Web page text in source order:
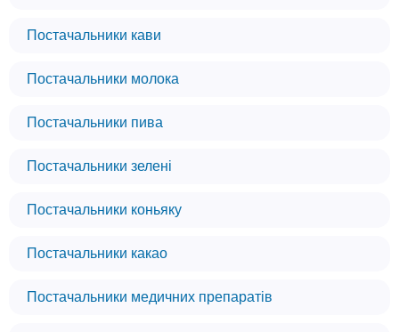
Постачальники кави
Постачальники молока
Постачальники пива
Постачальники зелені
Постачальники коньяку
Постачальники какао
Постачальники медичних препаратів